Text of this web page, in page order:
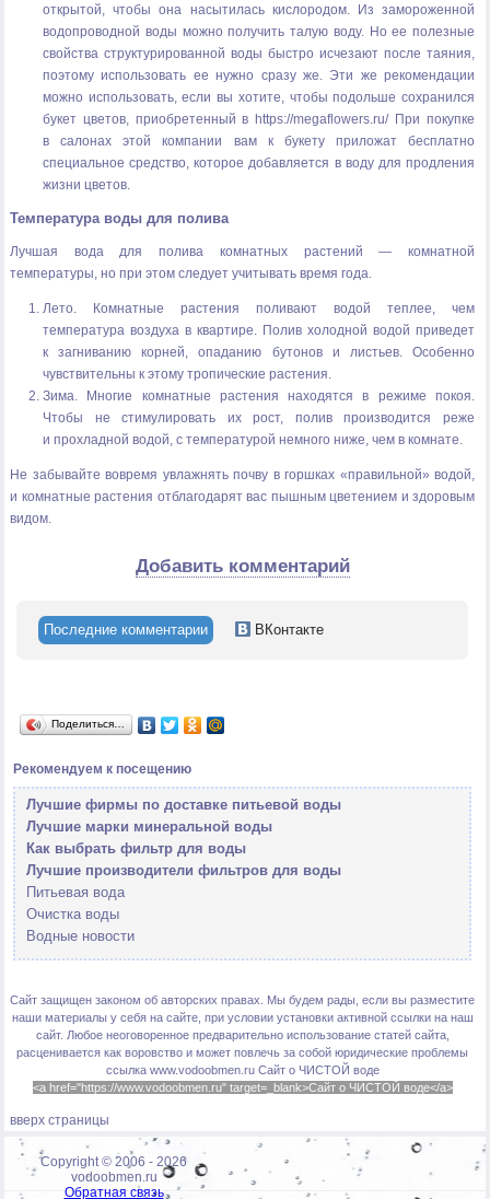
открытой, чтобы она насытилась кислородом. Из замороженной
водопроводной воды можно получить талую воду. Но ее полезные
свойства структурированной воды быстро исчезают после таяния,
поэтому использовать ее нужно сразу же. Эти же рекомендации
можно использовать, если вы хотите, чтобы подольше сохранился
букет цветов, приобретенный в https://megaflowers.ru/При покупке
в салонах этой компании вам к букету приложат бесплатно
специальное средство, которое добавляется в воду для продления
жизни цветов.
Температура воды для полива
Лучшая вода для полива комнатных растений — комнатной
температуры, но при этом следует учитывать время года.
Лето. Комнатные растения поливают водой теплее, чем
температура воздуха в квартире. Полив холодной водой приведет
к загниванию корней, опаданию бутонов и листьев. Особенно
чувствительны к этому тропические растения.
Зима. Многие комнатные растения находятся в режиме покоя.
Чтобы не стимулировать их рост, полив производится реже
и прохладной водой, с температурой немного ниже, чем в комнате.
Не забывайте вовремя увлажнять почву в горшках «правильной» водой,
и комнатные растения отблагодарят вас пышным цветением и здоровым
видом.
Добавить комментарий
Последние комментарии ВКонтакте
Поделиться…
Рекомендуем к посещению
Лучшие фирмы по доставке питьевой воды
Лучшие марки минеральной воды
Как выбрать фильтр для воды
Лучшие производители фильтров для воды
Питьевая вода
Очистка воды
Водные новости
Сайт защищен законом об авторских правах. Мы будем рады, если вы разместите
наши материалы у себя на сайте, при условии установки активной ссылки на наш
сайт. Любое неоговоренное предварительно использование статей сайта,
расценивается как воровство и может повлечь за собой юридические проблемы
ссылка www.vodoobmen.ru Сайт о ЧИСТОЙ воде
<a href="https://www.vodoobmen.ru" target=_blank>Сайт о ЧИСТОЙ воде</a>
вверх страницы
Copyright © 2006 - 2026
vodoobmen.ru
Обратная связь